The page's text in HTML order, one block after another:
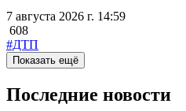
7 августа 2026 г. 14:59
608
#ДТП
Показать ещё
Последние новости